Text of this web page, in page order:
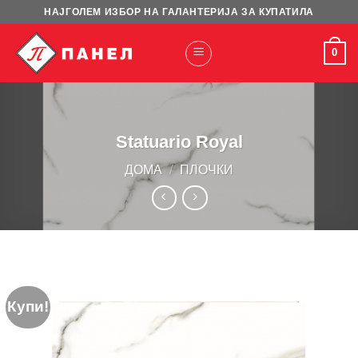
content
НАЈГОЛЕМ ИЗБОР НА ГАЛАНТЕРИЈА ЗА КУПАТИЛА
0
Statuario Royal
ДОМА / ПЛОЧКИ
Купи!